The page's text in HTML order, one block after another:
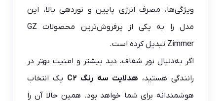
ویژگی‌ها، مصرف انرژی پایین و نوردهی بالا، این
مدل را به یکی از پرفروش‌ترین محصولات GZ
Zimmer تبدیل کرده است.
اگر به‌دنبال نور شفاف، دید بیشتر و امنیت بهتر در
رانندگی هستید، هدلایت سه رنگ C2
یک انتخاب
هوشمندانه برای شما خواهد بود. همین حالا آن را